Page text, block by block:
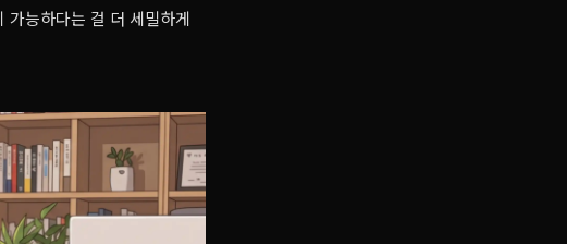
가능하다는 걸 더 세밀하게